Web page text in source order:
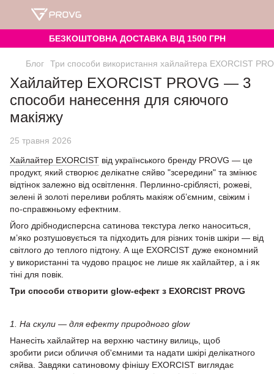
БЕЗКОШТОВНА ДОСТАВКА ВІД 1500 ГРН
Блог Три способи використання хайлайтера EXORCIST
Хайлайтер EXORCIST PROVG — 3
способи нанесення для сяючого
макіяжу
25 травня 2026
Хайлайтер EXORCIST від українського бренду PROVG — це
продукт, який створює делікатне сяйво "зсередини" та змінює
відтінок залежно від освітлення. Перлинно-сріблясті, рожеві,
зелені й золоті переливи роблять макіяж об’ємним, свіжим і
по-справжньому ефектним.
Його дрібнодисперсна сатинова текстура легко наноситься,
м’яко розтушовується та підходить для різних тонів шкіри — від
світлого до теплого підтону. А ще EXORCIST дуже економний
у використанні та чудово працює не лише як хайлайтер, а і як
тіні для повік.
Три способи створити glow-ефект з EXORCIST PROVG
1. На скули — для ефекту природного glow
Нанесіть хайлайтер на верхню частину вилиць, щоб
зробити риси обличчя об'ємними та надати шкірі делікатного
сяйва. Завдяки сатиновому фінішу EXORCIST виглядає